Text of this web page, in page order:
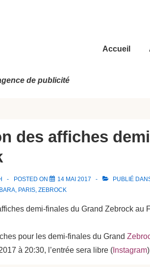
de publicité
Main
Accueil
des affiches
POSTED ON 14 MAI 2017 PUBLIÉ
, PARIS, ZEBROCK
pour les demi-finales du Grand
à 20:30, l’entrée sera libre ( Instagram